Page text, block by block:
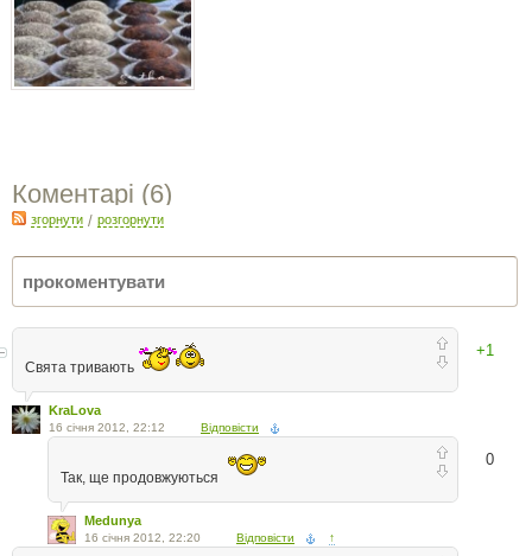
Коментарі (6)
згорнути / розгорнути
+1
Свята тривають
KraLova
16 січня 2012, 22:12 Відповісти
0
Так, ще продовжуються
Medunya
16 січня 2012, 22:20 Відповісти ↑